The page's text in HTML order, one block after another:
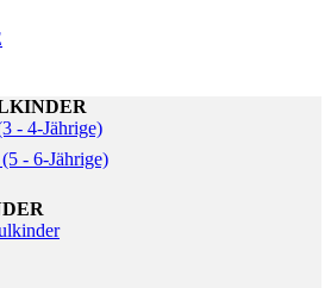
- 4-Jährige)
- 6-Jährige)